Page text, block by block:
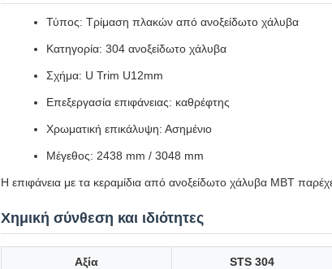
Τύπος: Τρίμαση πλακών από ανοξείδωτο χάλυβα
Κατηγορία: 304 ανοξείδωτο χάλυβα
Σχήμα: U Trim U12mm
Επεξεργασία επιφάνειας: καθρέφτης
Χρωματική επικάλυψη: Ασημένιο
Μέγεθος: 2438 mm / 3048 mm
Η επιφάνεια με τα κεραμίδια από ανοξείδωτο χάλυβα MBT
Χημική σύνθεση και ιδιότητες
Αξία STS 304